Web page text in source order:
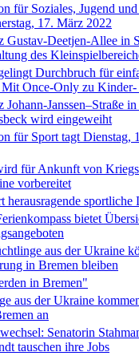
für Soziales, Jugend
17. März 2022
Gustav-Deetjen-Allee in
des
Durchbruch für
Once-Only zu Kinder-
Johann-Janssen–Straße
wird eingeweiht
für Sport tagt Dienstag,
für Ankunft von
vorbereitet
herausragende sportliche
bietet
aus der Ukraine
in Bremen bleiben
in Bremen"
aus der Ukraine
an
Senatorin
tauschen ihre Jobs